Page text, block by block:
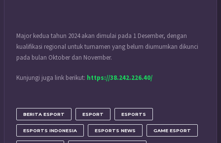
Major kedua tahun 2024 akan dimulai pada 1 Desember, dengan
kualifikasi regional untuk turnamen yang belum diumumkan dikunci
pada bulan Oktober dan November.
Kunjungi juga link berikut: https://38.242.226.40/
BERITA ESPORT ESPORT ESPORTS
ESPORTS INDONESIA ESPORTS NEWS GAME ESPORT